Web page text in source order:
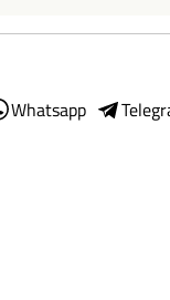
Whatsapp